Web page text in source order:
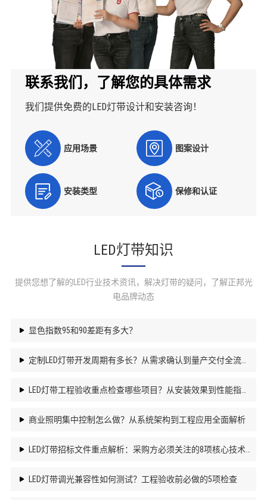
联系我们，了解您的具体需求
我们提供免费的LED灯带设计和安装咨询！
应用场景 图案设计
安装类型 保修和认证
LED灯带知识
提供您想了解的LED行业技术资讯，解决灯带的疑问，了解正邦光
电品牌动态
显色指数95和90差距有多大？
定制LED灯带开发周期有多长？从需求确认到量产交付全流程解析
LED灯带工程验收重点检查哪些项目？从安装效果到性能指标全面解析
商业照明集中控制怎么做？从系统架构到工程应用全面解析
LED灯带调光兼容性如何测试？工程验收前必做的5项检查